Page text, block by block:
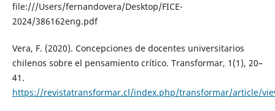
file:///Users/fernandovera/Desktop/FICE-
2024/386162eng.pdf
Vera, F. (2020). Concepciones de docentes universitarios
chilenos sobre el pensamiento crítico. Transformar, 1(1), 20–
41.
https://revistatransformar.cl/index.php/transformar/article/